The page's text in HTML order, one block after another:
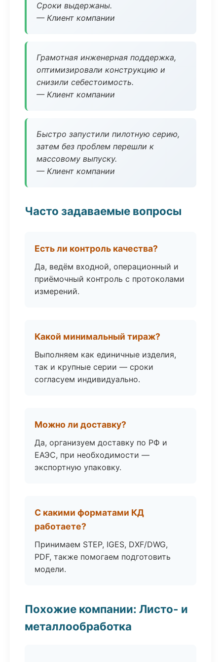
Сроки выдержаны.
— Клиент компании
Грамотная инженерная поддержка,
оптимизировали конструкцию и
снизили себестоимость.
— Клиент компании
Быстро запустили пилотную серию,
затем без проблем перешли к
массовому выпуску.
— Клиент компании
Часто задаваемые вопросы
Есть ли контроль качества?
Да, ведём входной, операционный и
приёмочный контроль с протоколами
измерений.
Какой минимальный тираж?
Выполняем как единичные изделия,
так и крупные серии — сроки
согласуем индивидуально.
Можно ли доставку?
Да, организуем доставку по РФ и
ЕАЭС, при необходимости —
экспортную упаковку.
С какими форматами КД
работаете?
Принимаем STEP, IGES, DXF/DWG,
PDF, также помогаем подготовить
модели.
Похожие компании: Листо- и
металлообработка